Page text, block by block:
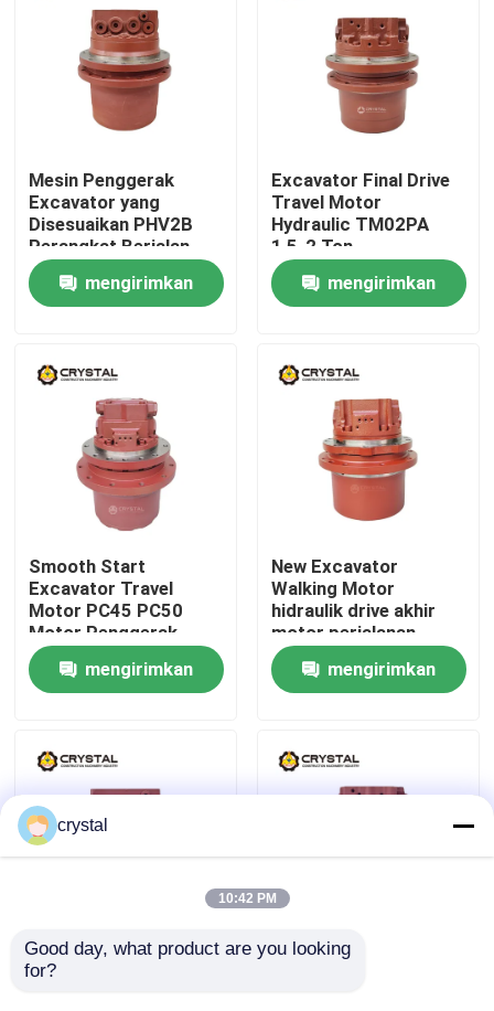
Rumah
Produk
Tentang Kami
Tur Pabrik
Hubungi Kami
Berita
Mesin Penggerak
Excavator yang
Disesuaikan PHV2B
Perangkat Berjalan
Hidraulik
mengirimkan
Excavator Final Drive
Travel Motor
Hydraulic TM02PA
1,5-2 Ton
mengirimkan
Smooth Start
Excavator Travel
Motor PC45 PC50
Motor Penggerak
Akhir
mengirimkan
New Excavator
Walking Motor
hidraulik drive akhir
motor perjalanan
mengirimkan
Excavator Final Drive
Motor Perjalanan
Hydraulic Excavator
crystal
10:42 PM
Good day, what product are you looking
for?